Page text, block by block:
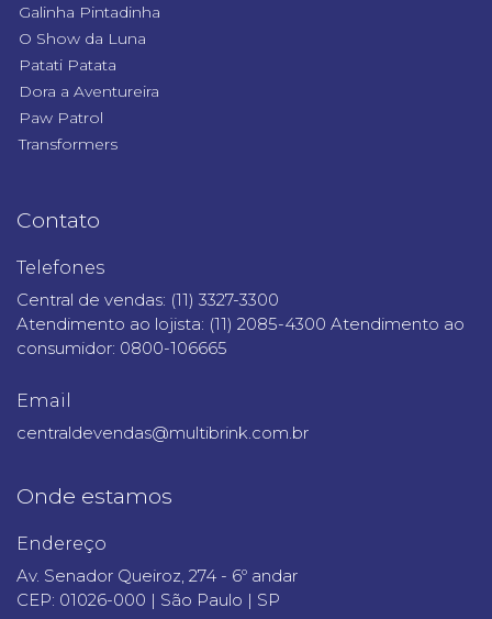
Galinha Pintadinha
O Show da Luna
Patati Patata
Dora a Aventureira
Paw Patrol
Transformers
Contato
Telefones
Central de vendas: (11) 3327-3300
Atendimento ao lojista: (11) 2085-4300 Atendimento ao
consumidor: 0800-106665
Email
centraldevendas@multibrink.com.br
Onde estamos
Endereço
Av. Senador Queiroz, 274 - 6º andar
CEP: 01026-000 | São Paulo | SP